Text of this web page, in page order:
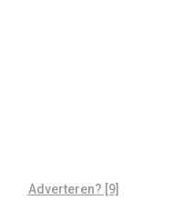
Adverteren? [9]